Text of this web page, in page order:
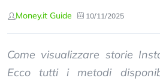
Money.it Guide 10/11/2025
Come visualizzare storie
Ecco tutti i metodi